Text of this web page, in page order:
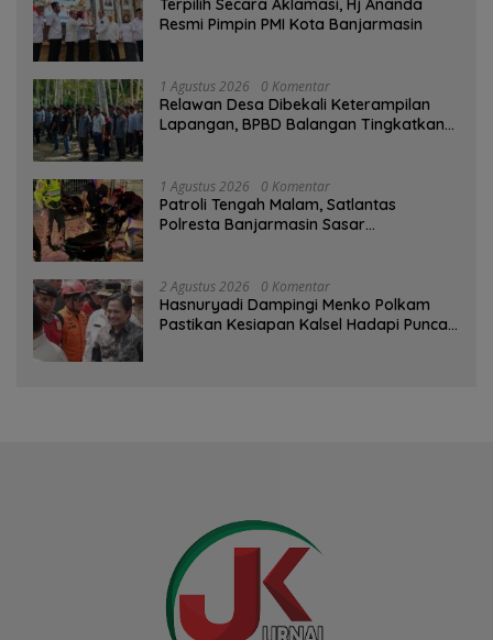
‎Terpilih Secara Aklamasi, Hj Ananda
Resmi Pimpin PMI Kota Banjarmasin
1 Agustus 2026 0 Komentar
Relawan Desa Dibekali Keterampilan
Lapangan, BPBD Balangan Tingkatkan
1 Agustus 2026 0 Komentar
Patroli Tengah Malam, Satlantas
Polresta Banjarmasin Sasar
2 Agustus 2026 0 Komentar
Hasnuryadi Dampingi Menko Polkam
Pastikan Kesiapan Kalsel Hadapi Puncak